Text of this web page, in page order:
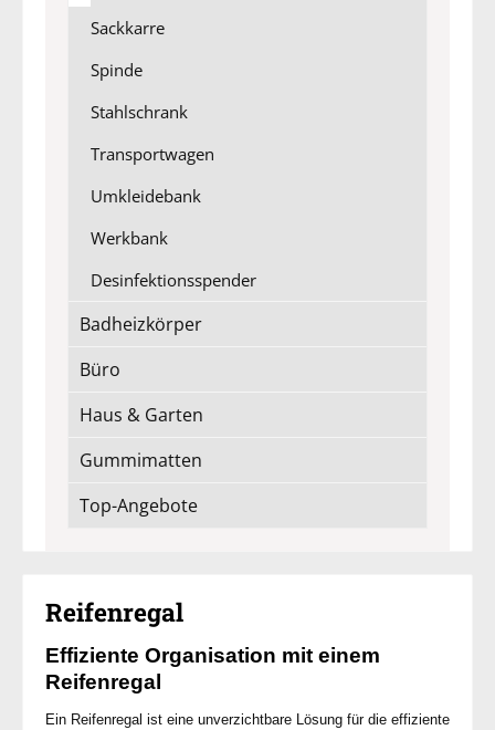
Sackkarre
Spinde
Stahlschrank
Transportwagen
Umkleidebank
Werkbank
Desinfektionsspender
Badheizkörper
Büro
Haus & Garten
Gummimatten
Top-Angebote
Reifenregal
Effiziente Organisation mit einem
Reifenregal
Ein Reifenregal ist eine unverzichtbare Lösung für die effiziente